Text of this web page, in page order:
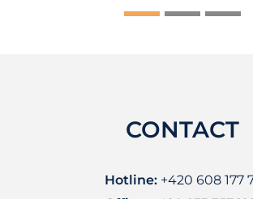
CONTACT
Hotline: +420 608 177